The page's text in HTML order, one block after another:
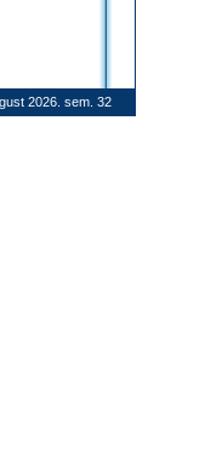
2026. sem. 32